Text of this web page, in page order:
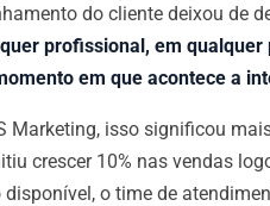
do cliente deixou de
profissional, em
em que acontece a
Marketing, isso significou
crescer 10% nas vendas
o time de